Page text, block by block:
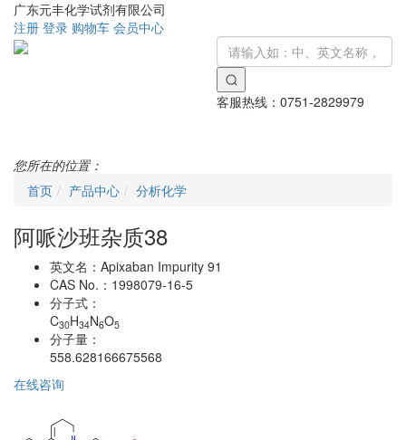
广东元丰化学试剂有限公司
注册 登录 购物车 会员中心
客服热线： 0751-2829979
您所在的位置：
首页
产品中心 分析化学
阿哌沙班杂质38
英文名： Apixaban Impurity 91
CAS No.： 1998079-16-5
分子式：
C30H34N6O5
分子量：
558.628166675568
在线咨询